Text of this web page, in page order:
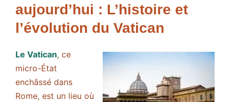
aujourd’hui : L’histoire et
l’évolution du Vatican
Le Vatican, ce
micro-État
enchâssé dans
Rome, est un lieu où